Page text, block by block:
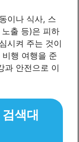
이나 식사, 스
출 등)은 피하
시켜 주는 것이
행 여행을 준
과 안전으로 이
색대